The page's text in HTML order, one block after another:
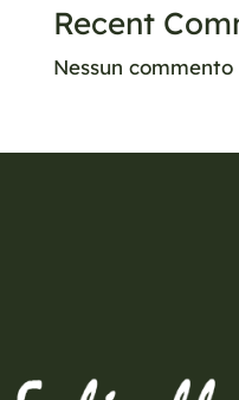
Recent
Nessun